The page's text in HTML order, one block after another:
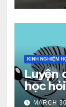
KINH NGHIỆM
Luyện
học
(Phần
MARCH